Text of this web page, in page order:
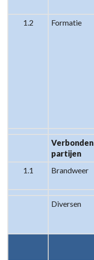
1.2 Formatie
Verbonden
partijen
1.1
Brandweer
Diversen